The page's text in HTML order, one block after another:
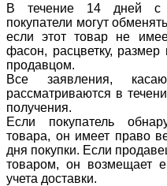
В течение 14 дней с
покупатели могут
если этот товар не
фасон, расцветку,
продавцом.
Все заявления,
рассматриваются в
получения.
Если покупатель
товара, он имеет право
дня покупки. Если
товаром, он возмещает
учета доставки.